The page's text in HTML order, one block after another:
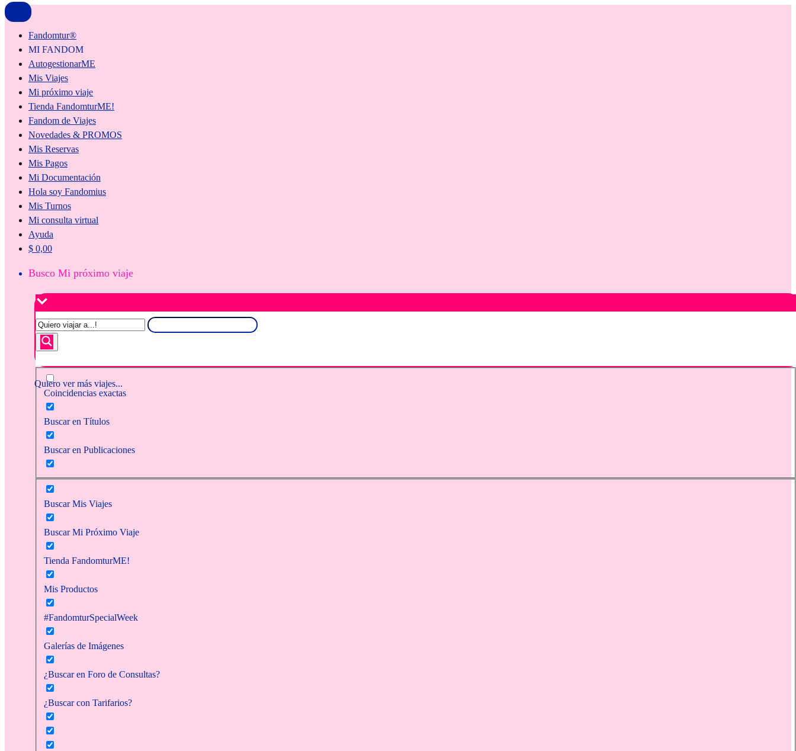
Fandomtur®
MI FANDOM
AutogestionarME
Mis Viajes
Mi próximo viaje
Tienda FandomturME!
Fandom de Viajes
Novedades & PROMOS
Mis Reservas
Mis Pagos
Mi Documentación
Hola soy Fandomius
Mis Turnos
Mi consulta virtual
Ayuda
$ 0,00
Busco Mi próximo viaje
Quiero ver más viajes...
Coincidencias exactas
Buscar en Títulos
Buscar en Publicaciones
Buscar Mis Viajes
Buscar Mi Próximo Viaje
Tienda FandomturME!
Mis Productos
#FandomturSpecialWeek
Galerías de Imágenes
¿Buscar en Foro de Consultas?
¿Buscar con Tarifarios?